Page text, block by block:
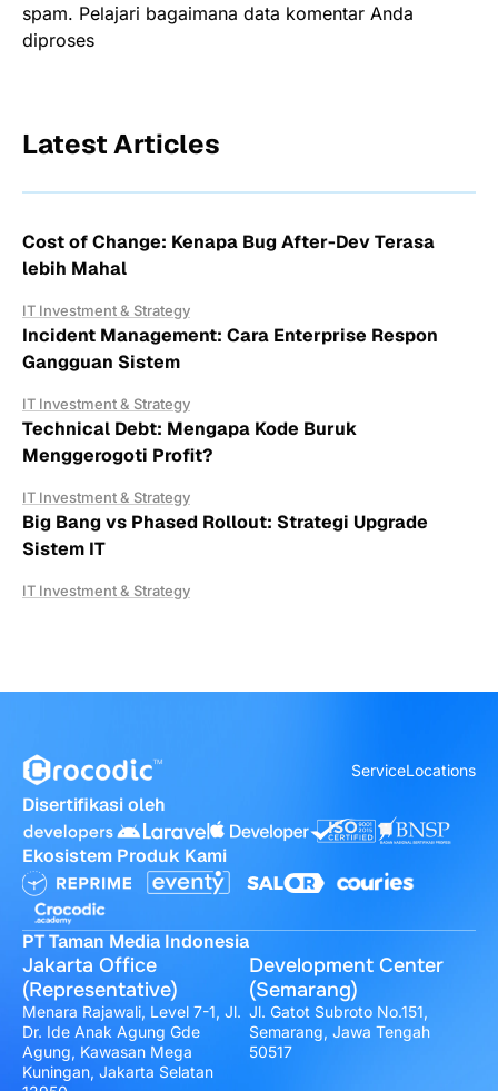
spam. Pelajari bagaimana data komentar Anda
diproses
Latest Articles
Cost of Change: Kenapa Bug After-Dev Terasa
lebih Mahal
IT Investment & Strategy
Incident Management: Cara Enterprise Respon
Gangguan Sistem
IT Investment & Strategy
Technical Debt: Mengapa Kode Buruk
Menggerogoti Profit?
IT Investment & Strategy
Big Bang vs Phased Rollout: Strategi Upgrade
Sistem IT
IT Investment & Strategy
ServiceLocations
Disertifikasi oleh
Ekosistem Produk Kami
PT Taman Media Indonesia
Jakarta Office
(Representative)
Menara Rajawali, Level 7-1, Jl.
Dr. Ide Anak Agung Gde
Agung, Kawasan Mega
Kuningan, Jakarta Selatan
Development Center
(Semarang)
Jl. Gatot Subroto No.151,
Semarang, Jawa Tengah
50517